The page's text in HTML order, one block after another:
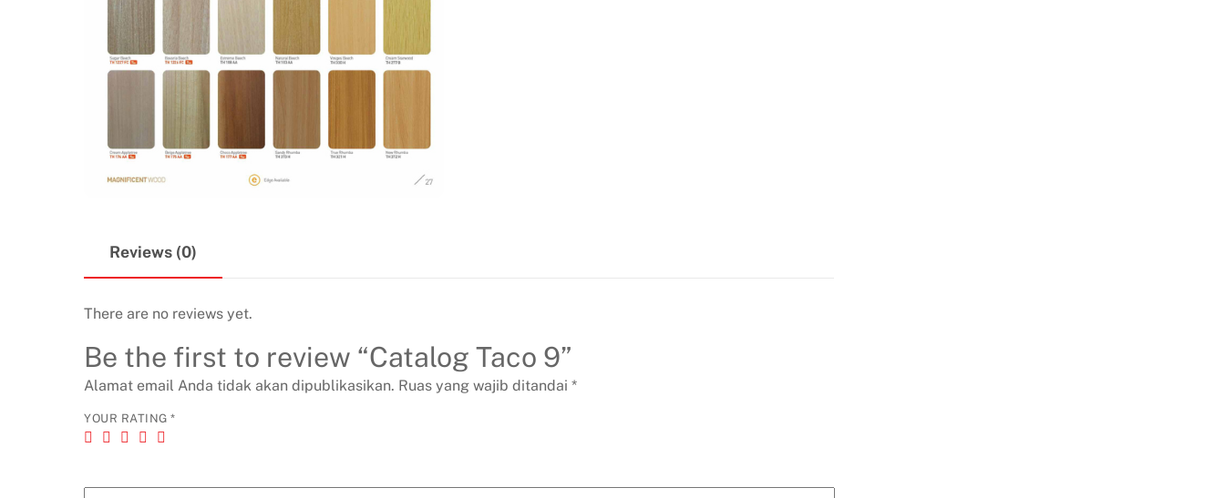
Reviews (0)
There are no reviews yet.
Be the first to review “Catalog Taco 9”
Alamat email Anda tidak akan dipublikasikan. Ruas yang wajib ditandai *
YOUR RATING*